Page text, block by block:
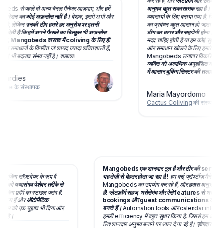
से पहले दो अन्य चैनल मैनेजर आज़माए, औरहमें
का कोई अफ़सोस नहीं है।बेशक, इसमें अभी और
है, लेकिनउनकी टीम हमारे हर अनुरोध पर इतनी
देती है कि हमें अपने फैसले का बिल्कुल भी अफ़सोस
Mangobeds वास्तव में coliving के लिए ही
समाधानों के विपरीत जो शायद ज़्यादा शक्तिशाली हैं,
भी बदलाव संभव नहीं है। शाबाश!
के संस्थापक
अनुभव बहुत सकारात्मक रहा है।यह
व्यवसायों के लिए बनाया गया है,
का प्रबंधन बहुत आसान हो जाता है।
टीम का तत्पर और सहयोगी होना।जब
मदद चाहिए होती है या हम कोई
और समाधान खोजने के लिए हमारे
Mangobeds लगातार विकसित हो
व्यक्ति को अत्यधिक अनुशंसित करते
में आसान बुकिंग सिस्टम की तलाश में
Maria Mayordomo
Cactus Colivingकी संस्थापक
बुकिंग सॉफ़्टवेयर के रूप में
को यथासंभव पेशेवर तरीके से
बुकिंग फ़ॉर्म का स्टाइल पसंद है,
विकल्प हैं औरऑटोमैटिक
टीम को एक सुझाव भी दिया और
है।
Mangobeds एक शानदार टूल है और टीम की
यह तेज़ी से बेहतर होता जा रहा है!!हम कई प्रॉपर्टीज़
Mangobeds का उपयोग कर रहे हैं, औरहमारा अनुभव
है! प्लेटफ़ॉर्म सहज, भरोसेमंद और ऐसे features से भरा
bookings और guest communications को
बनाते हैं।Automation tools और calendar
हमारी efficiency में बहुत सुधार किया है, जिससे हम
लिए शानदार अनुभव बनाने पर ध्यान दे पा रहे हैं।ज़ोरदार